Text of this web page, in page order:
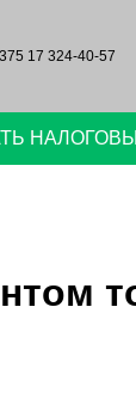
17 324-40-57